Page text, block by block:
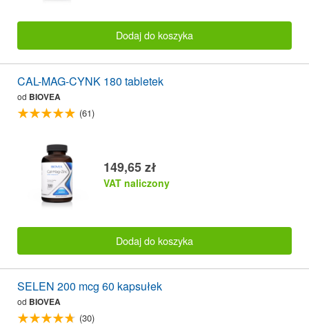
Dodaj do koszyka
CAL-MAG-CYNK 180 tabletek
od BIOVEA
(61)
149,65 zł
VAT naliczony
Dodaj do koszyka
SELEN 200 mcg 60 kapsułek
od BIOVEA
(30)